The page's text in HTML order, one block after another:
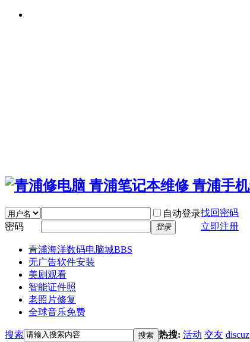
自动登录找回密码
密码
登录 立即注册
青浦海洋数码电脑城BBS
无广告软件安装
美剧观看
智能证件照
老照片修复
全球音乐免费
搜索 搜索 热搜: 活动 交友 discuz